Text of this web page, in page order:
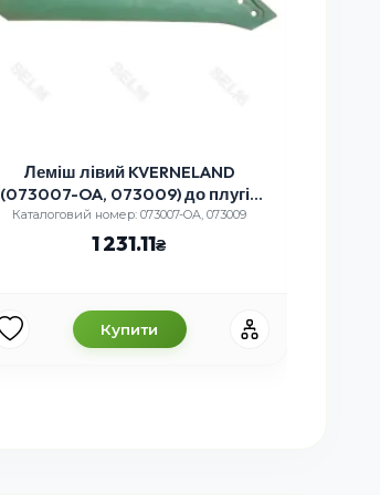
Леміш лівий KVERNELAND
(073007-OA, 073009) до плугів
PN-RN, PW-RW
Каталоговий номер: 073007-OA, 073009
1 231.11
Купити